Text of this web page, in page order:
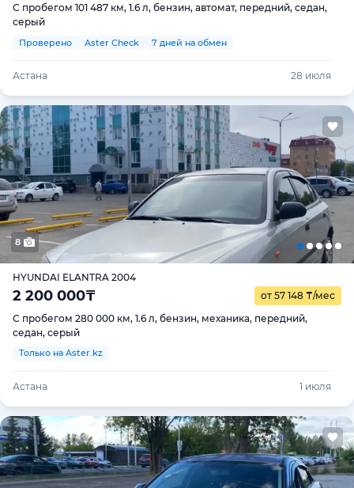
С пробегом 101 487 км, 1.6 л, бензин, автомат, передний, седан,
серый
Проверено Aster Check 7 дней на обмен
Астана 28 июля
8
HYUNDAI ELANTRA 2004
2 200 000₸ от 57 148 ₸/мес
С пробегом 280 000 км, 1.6 л, бензин, механика, передний,
седан, серый
Только на Aster.kz
Астана 1 июля